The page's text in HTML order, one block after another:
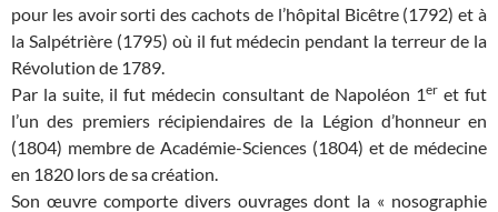
pour les avoir sorti des cachots de l’hôpital Bicêtre (1792) et à
la Salpétrière (1795) où il fut médecin pendant la terreur de la
Révolution de 1789.
Par la suite, il fut médecin consultant de Napoléon 1eret fut
l’un des premiers récipiendaires de la Légion d’honneur en
(1804) membre de Académie-Sciences (1804) et de médecine
en 1820 lors de sa création.
Son œuvre comporte divers ouvrages dont la « nosographie